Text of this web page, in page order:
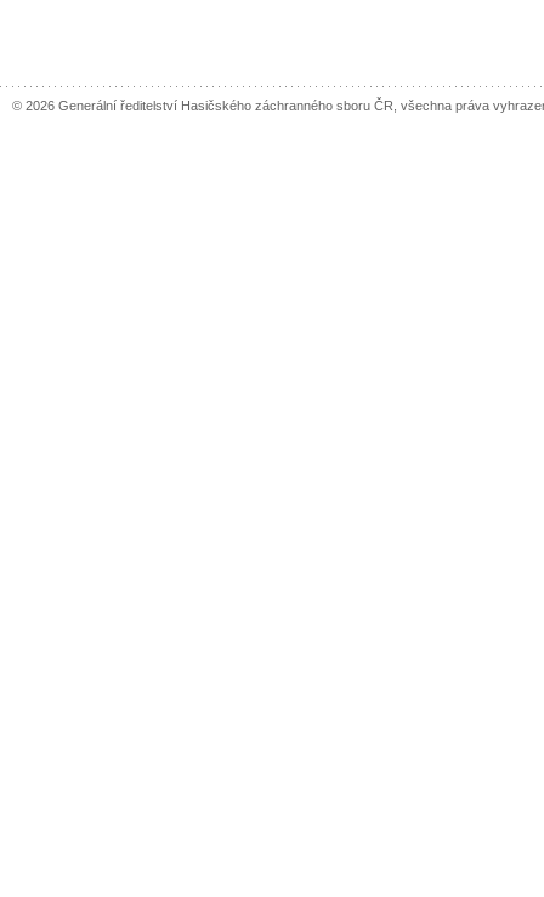
© 2026 Generální ředitelství Hasičského záchranného sboru ČR, všechna práva